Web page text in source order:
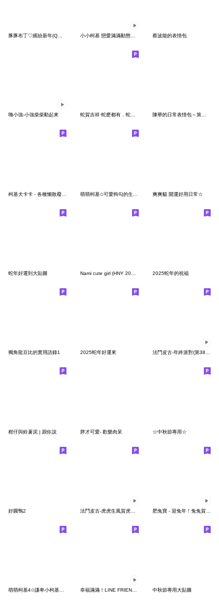
蔡波能的表情包
嗨小強-小強柴柴動起來 蛇賀吉祥·蛇麽都有．蛇年平安 陳華的日常表情包～第一彈
爽爽貓 開運好用日常☆
蛇年好運到大貼圖 2025蛇年的祝福
獨角龍豆比的實用語錄1 2025蛇年好運來 法鬥皮古-年終派對(第38彈)
柑仔與鈴薯泥 | 跟你說 胖才可愛- 歡樂肉呆 ☆中秋節專用☆
好圓鴨2 肥兔寶 - 迎兔年！兔兔賀新春
萌萌柯基4✩謙卑小柯基知道錯了✩ 幸福滿滿！LINE FRIENDS的冬天 中秋節專用大貼圖